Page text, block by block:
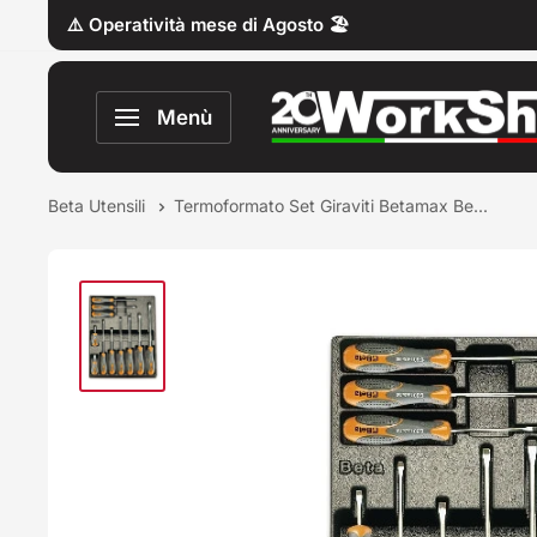
⚠️ Operatività mese di Agosto 🏖️
Menù
Work
Shop
Italy
Beta Utensili Termoformato Set Giraviti Betamax Be...